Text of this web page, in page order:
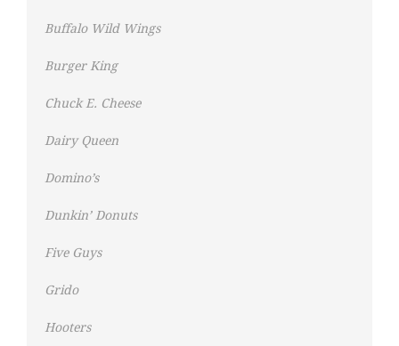
Buffalo Wild Wings
Burger King
Chuck E. Cheese
Dairy Queen
Domino’s
Dunkin’ Donuts
Five Guys
Grido
Hooters